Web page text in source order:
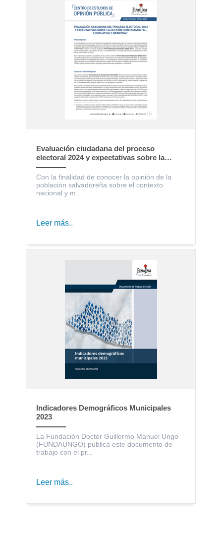
Evaluación ciudadana del proceso
electoral 2024 y expectativas sobre la
gestión gubernamental, legislativa y
municipal
Con la finalidad de conocer la opinión de la
población salvadoreña sobre el contexto
nacional y m...
Leer más..
Indicadores Demográficos Municipales
2023
La Fundación Doctor Guillermo Manuel Ungo
(FUNDAUNGO) publica este documento de
trabajo con el pr...
Leer más..